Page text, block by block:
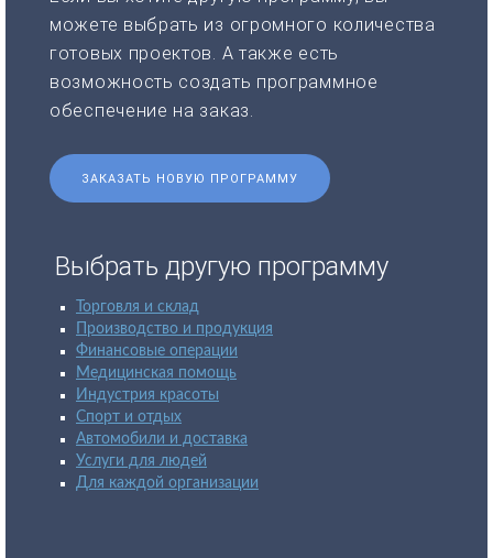
можете выбрать из огромного количества
готовых проектов. А также есть
возможность создать программное
обеспечение на заказ.
ЗАКАЗАТЬ НОВУЮ ПРОГРАММУ
Выбрать другую программу
Торговля и склад
Производство и продукция
Финансовые операции
Медицинская помощь
Индустрия красоты
Спорт и отдых
Автомобили и доставка
Услуги для людей
Для каждой организации